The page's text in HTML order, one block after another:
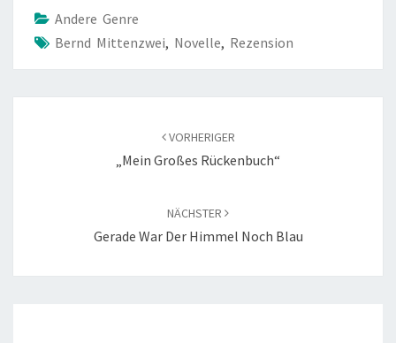
Andere Genre
Bernd Mittenzwei, Novelle, Rezension
VORHERIGER
„Mein Großes Rückenbuch“
NÄCHSTER
Gerade War Der Himmel Noch Blau